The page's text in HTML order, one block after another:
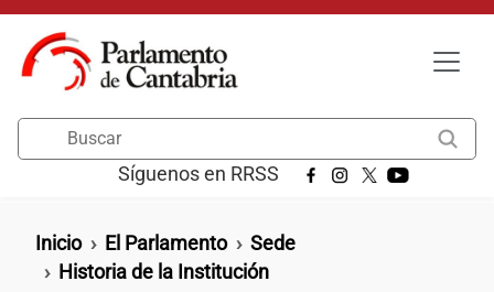
Pasar al contenido principal
Síguenos en RRSS
Ruta de navegación
Inicio El Parlamento
Sede
Historia de la Institución